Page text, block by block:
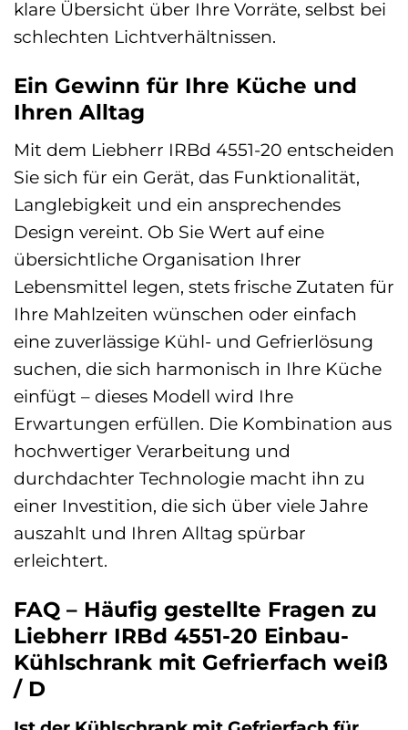
klare Übersicht über Ihre Vorräte, selbst bei
schlechten Lichtverhältnissen.
Ein Gewinn für Ihre Küche und
Ihren Alltag
Mit dem Liebherr IRBd 4551-20 entscheiden
Sie sich für ein Gerät, das Funktionalität,
Langlebigkeit und ein ansprechendes
Design vereint. Ob Sie Wert auf eine
übersichtliche Organisation Ihrer
Lebensmittel legen, stets frische Zutaten für
Ihre Mahlzeiten wünschen oder einfach
eine zuverlässige Kühl- und Gefrierlösung
suchen, die sich harmonisch in Ihre Küche
einfügt – dieses Modell wird Ihre
Erwartungen erfüllen. Die Kombination aus
hochwertiger Verarbeitung und
durchdachter Technologie macht ihn zu
einer Investition, die sich über viele Jahre
auszahlt und Ihren Alltag spürbar
erleichtert.
FAQ – Häufig gestellte Fragen zu
Liebherr IRBd 4551-20 Einbau-
Kühlschrank mit Gefrierfach weiß
/ D